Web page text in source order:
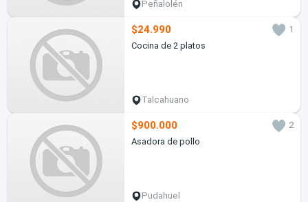
Peñalolén
$24.990
1
Cocina de 2 platos
Talcahuano
$900.000
2
Asadora de pollo
Pudahuel